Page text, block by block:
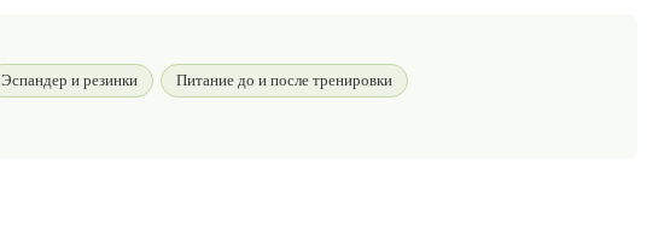
Эспандер и резинки Питание до и после тренировки